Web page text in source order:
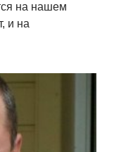
на нашем
и на